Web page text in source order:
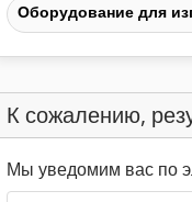
Оборудование для
К сожалению,
Мы уведомим вас по